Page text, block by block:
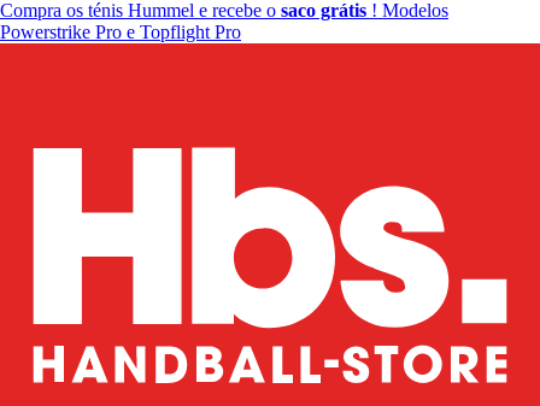
Compra os ténis Hummel e recebe o saco grátis ! Modelos
Powerstrike Pro e Topflight Pro